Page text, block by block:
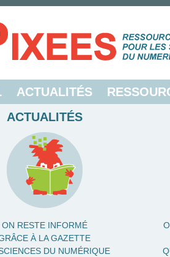
ACTUALITÉS
ACTUALITÉS
ON RESTE INFORMÉ
À LA GAZETTE
DU NUMÉRIQUE